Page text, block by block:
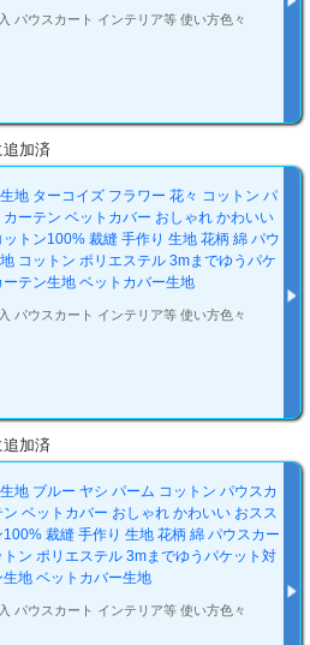
パウスカート インテリア等 使い方色々
加済
地 ターコイズ フラワー 花々 コットン パ
カーテン ベットカバー おしゃれ かわいい
ットン100% 裁縫 手作り 生地 花柄 綿 パウ
コットン ポリエステル 3mまでゆうパケ
ーテン生地 ベットカバー生地
パウスカート インテリア等 使い方色々
加済
地 ブルー ヤシ パーム コットン パウスカ
ン ベットカバー おしゃれ かわいい おスス
100% 裁縫 手作り 生地 花柄 綿 パウスカー
トン ポリエステル 3mまでゆうパケット対
生地 ベットカバー生地
パウスカート インテリア等 使い方色々